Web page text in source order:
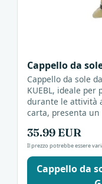
Cappello da
Cappello da sole
KUEBL, ideale per
durante le attività
carta, presenta
35.99 EUR
Il prezzo potrebbe essere
Cappello da